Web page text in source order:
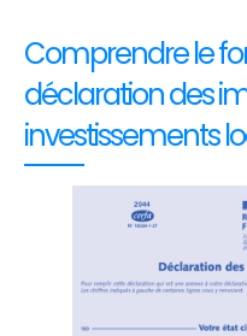
Comprendre le
déclaration des
investissements